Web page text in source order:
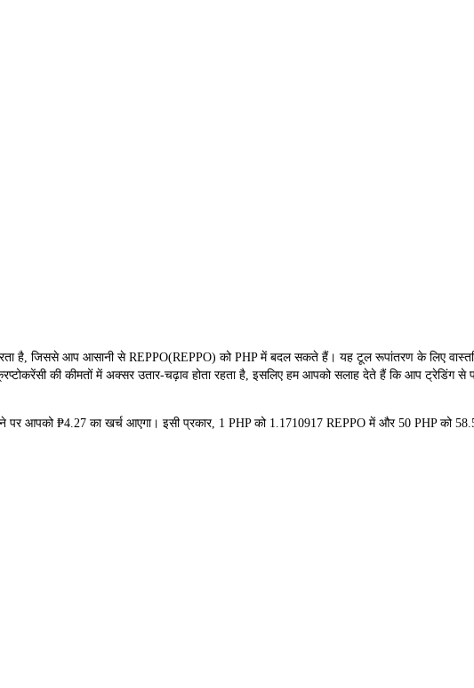
है, जिससे आप आसानी से REPPO(REPPO) को PHP में बदल सकते हैं। यह टूल रूपांतरण के लिए
की कीमतों में अक्सर उतार-चढ़ाव होता रहता है, इसलिए हम आपको सलाह देते हैं कि आप ट्रेडिंग
पर आपको ₱4.27 का खर्च आएगा। इसी प्रकार, 1 PHP को 1.1710917 REPPO में और 50 PHP को